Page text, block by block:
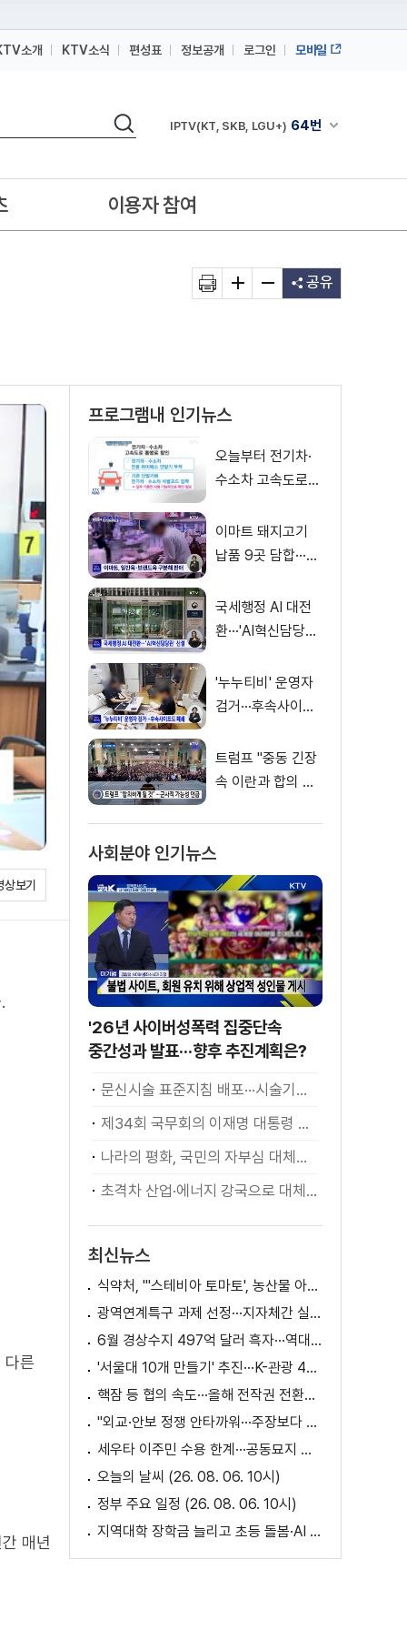
소개 KTV소식 편성표 정보공개 로그인 모바일
검색 채널안내 펼쳐
IPTV(KT, SKB, LGU+) 64번
IPTV(KT, SKB, LGU+)
이용자 참여
공유
보기
다른
매년
프로그램내 인기뉴스
오늘부터 전기차·
수소차 고속도로
이마트 돼지고기
납품 9곳 담합···과
국세행정 AI 대전
환···'AI혁신담당관'
'누누티비' 운영자
검거···후속사이트
트럼프 "중동 긴장
속 이란과 합의 기
슈]
사회분야 인기뉴스
'26년 사이버성폭력 집중단속
중간성과 발표···향후 추진계획은?
문신시술 표준지침 배포···시술기구, 일회용 사용 후 폐기
제34회 국무회의 이재명 대통령 모두발언
나라의 평화, 국민의 자부심 대체불가 대한민국 이재명 대통령 모두말씀
초격차 산업·에너지 강국으로 대체불가 대한민국 이재명 대통령 모두말씀
최신뉴스
식약처, "'스테비아 토마토', 농산물 아닌 가공식품"
광역연계특구 과제 선정···지자체간 실증 협력 확대
6월 경상수지 497억 달러 흑자···역대 최대
'서울대 10개 만들기' 추진···K-관광 4천만 시대 준비
핵잠 등 협의 속도···올해 전작권 전환시기 결정 추진
"외교·안보 정쟁 안타까워···주장보다 실천 중요"
세우타 이주민 수용 한계···공동묘지 임시 거처 [월드 투데이]
오늘의 날씨 (26. 08. 06. 10시)
정부 주요 일정 (26. 08. 06. 10시)
지역대학 장학금 늘리고 초등 돌봄·AI 교육 확대